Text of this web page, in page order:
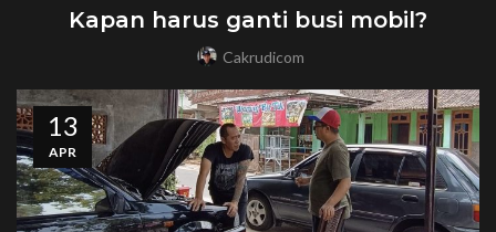
Kapan harus ganti busi mobil?
Cakrudicom
13
APR